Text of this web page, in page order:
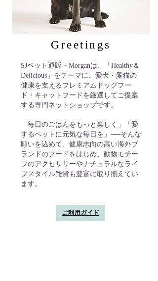
Greetings
SJペット通販－Morganは、「Healthy＆
Delicious」をテーマに、愛犬・愛猫の
健康を支えるプレミアムドッグフー
ド・キャットフードを厳選してご提案
する専門ネットショップです。
「毎日のごはんをもっと楽しく」「愛
するペットに元気な毎日を」──そんな
願いを込めて、健康志向の高い海外ブ
ランドのフードをはじめ、動物モチー
フのアクセサリーやナチュラルなライ
フスタイル雑貨も豊富に取り揃えてい
ます。
ご利用ガイド